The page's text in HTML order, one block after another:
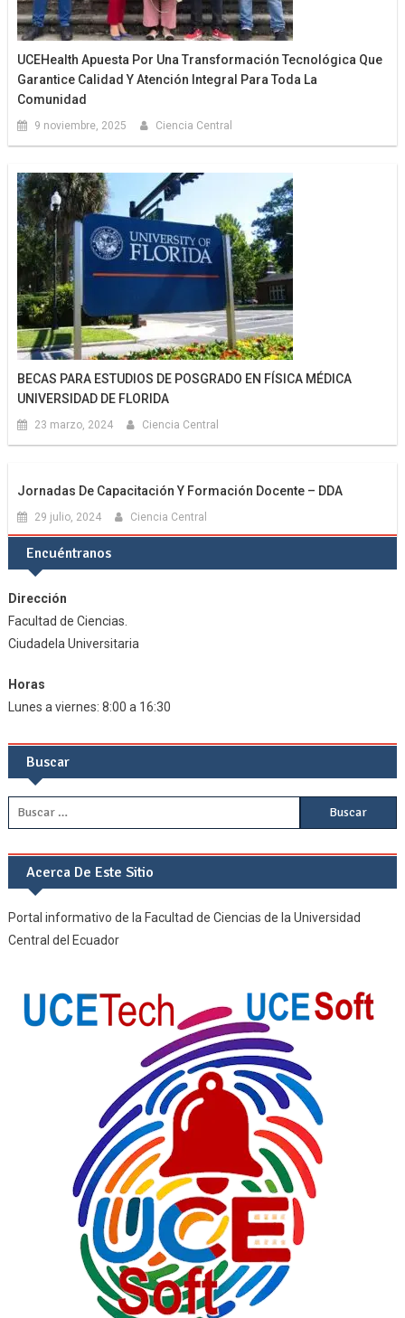
UCEHealth Apuesta Por Una Transformación Tecnológica Que
Garantice Calidad Y Atención Integral Para Toda La
Comunidad
9 noviembre, 2025 Ciencia Central
BECAS PARA ESTUDIOS DE POSGRADO EN FÍSICA MÉDICA
UNIVERSIDAD DE FLORIDA
23 marzo, 2024 Ciencia Central
Jornadas De Capacitación Y Formación Docente – DDA
29 julio, 2024 Ciencia Central
Encuéntranos
Dirección
Facultad de Ciencias.
Ciudadela Universitaria
Horas
Lunes a viernes: 8:00 a 16:30
Buscar
Buscar:
Acerca De Este Sitio
Portal informativo de la Facultad de Ciencias de la Universidad
Central del Ecuador